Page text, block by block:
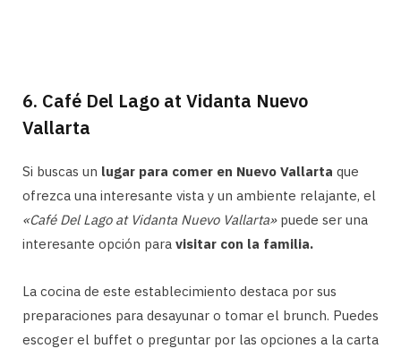
6. Café Del Lago at Vidanta Nuevo
Vallarta
Si buscas un lugar para comer en Nuevo Vallarta que
ofrezca una interesante vista y un ambiente relajante, el
«Café Del Lago at Vidanta Nuevo Vallarta»puede ser una
interesante opción para visitar con la familia.
La cocina de este establecimiento destaca por sus
preparaciones para desayunar o tomar el brunch. Puedes
escoger el buffet o preguntar por las opciones a la carta